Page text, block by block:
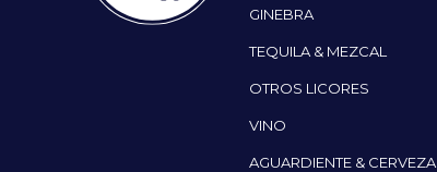
GINEBRA
TEQUILA & MEZCAL
OTROS LICORES
VINO
AGUARDIENTE & CERVEZA